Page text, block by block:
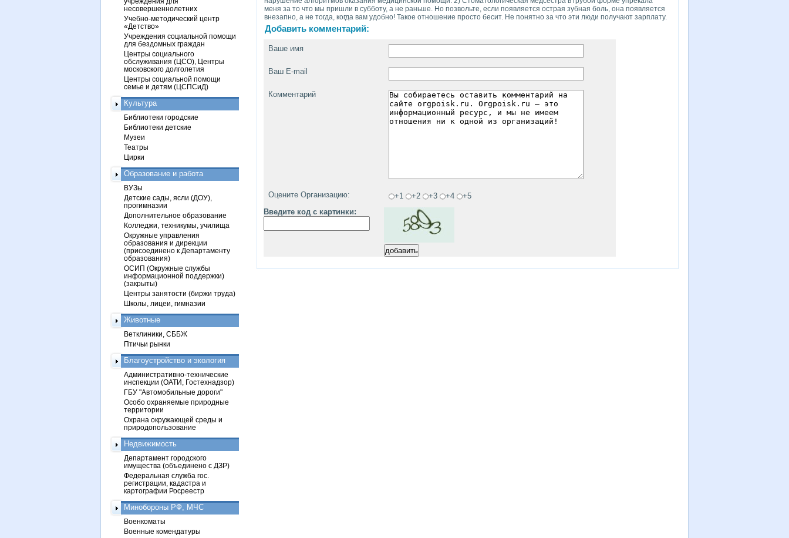
меня за то что мы пришли в субботу, а не раньше. Но позвольте, если появляется острая зубная боль, она появляется
внезапно, а не тогда, когда вам удобно! Такое отношение просто бесит. Не понятно за что эти люди получают зарплату.
Добавить комментарий:
Ваше имя
Ваш E-mail
Комментарий
Оцените Организацию: +1 +2 +3 +4
+5
Введите код с картинки:
несовершеннолетних
Учебно-методический центр
«Детство»
Учреждения социальной помощи
для бездомных граждан
Центры социального
обслуживания (ЦСО), Центры
московского долголетия
Центры социальной помощи
семье и детям (ЦСПСиД)
Культура
Библиотеки городские
Библиотеки детские
Музеи
Театры
Цирки
Образование и работа
ВУЗы
Детские сады, ясли (ДОУ),
прогимназии
Дополнительное образование
Колледжи, техникумы, училища
Окружные управления
образования и дирекции
(присоединено к Департаменту
образования)
ОСИП (Окружные службы
информационной поддержки)
(закрыты)
Центры занятости (биржи труда)
Школы, лицеи, гимназии
Животные
Ветклиники, СББЖ
Птичьи рынки
Благоустройство и экология
Административно-технические
инспекции (ОАТИ, Гостехнадзор)
ГБУ "Автомобильные дороги"
Особо охраняемые природные
территории
Охрана окружающей среды и
природопользование
Недвижимость
Департамент городского
имущества (объединено с ДЗР)
Федеральная служба гос.
регистрации, кадастра и
картографии Росреестр
Минобороны РФ, МЧС
Военкоматы
Военные комендатуры